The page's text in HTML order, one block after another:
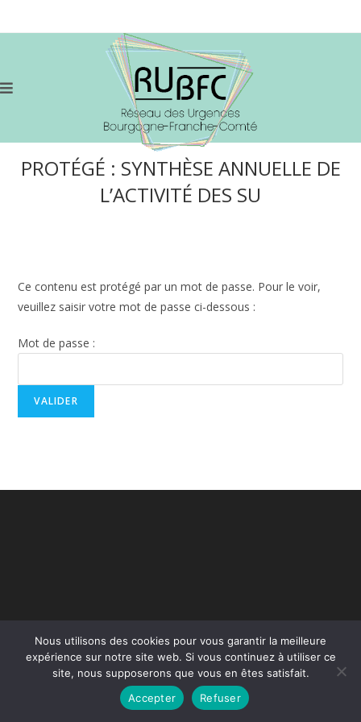
PROTÉGÉ : SYNTHÈSE ANNUELLE DE
L’ACTIVITÉ DES SU
Ce contenu est protégé par un mot de passe. Pour le voir,
veuillez saisir votre mot de passe ci-dessous :
Mot de passe :
Copyright - OceanWP Theme by OceanWP
Nous utilisons des cookies pour vous garantir la meilleure
expérience sur notre site web. Si vous continuez à utiliser ce
site, nous supposerons que vous en êtes satisfait.
Accepter
Refuser